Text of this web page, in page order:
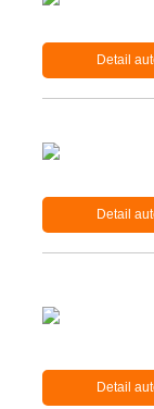
Detail
Detail
Detail